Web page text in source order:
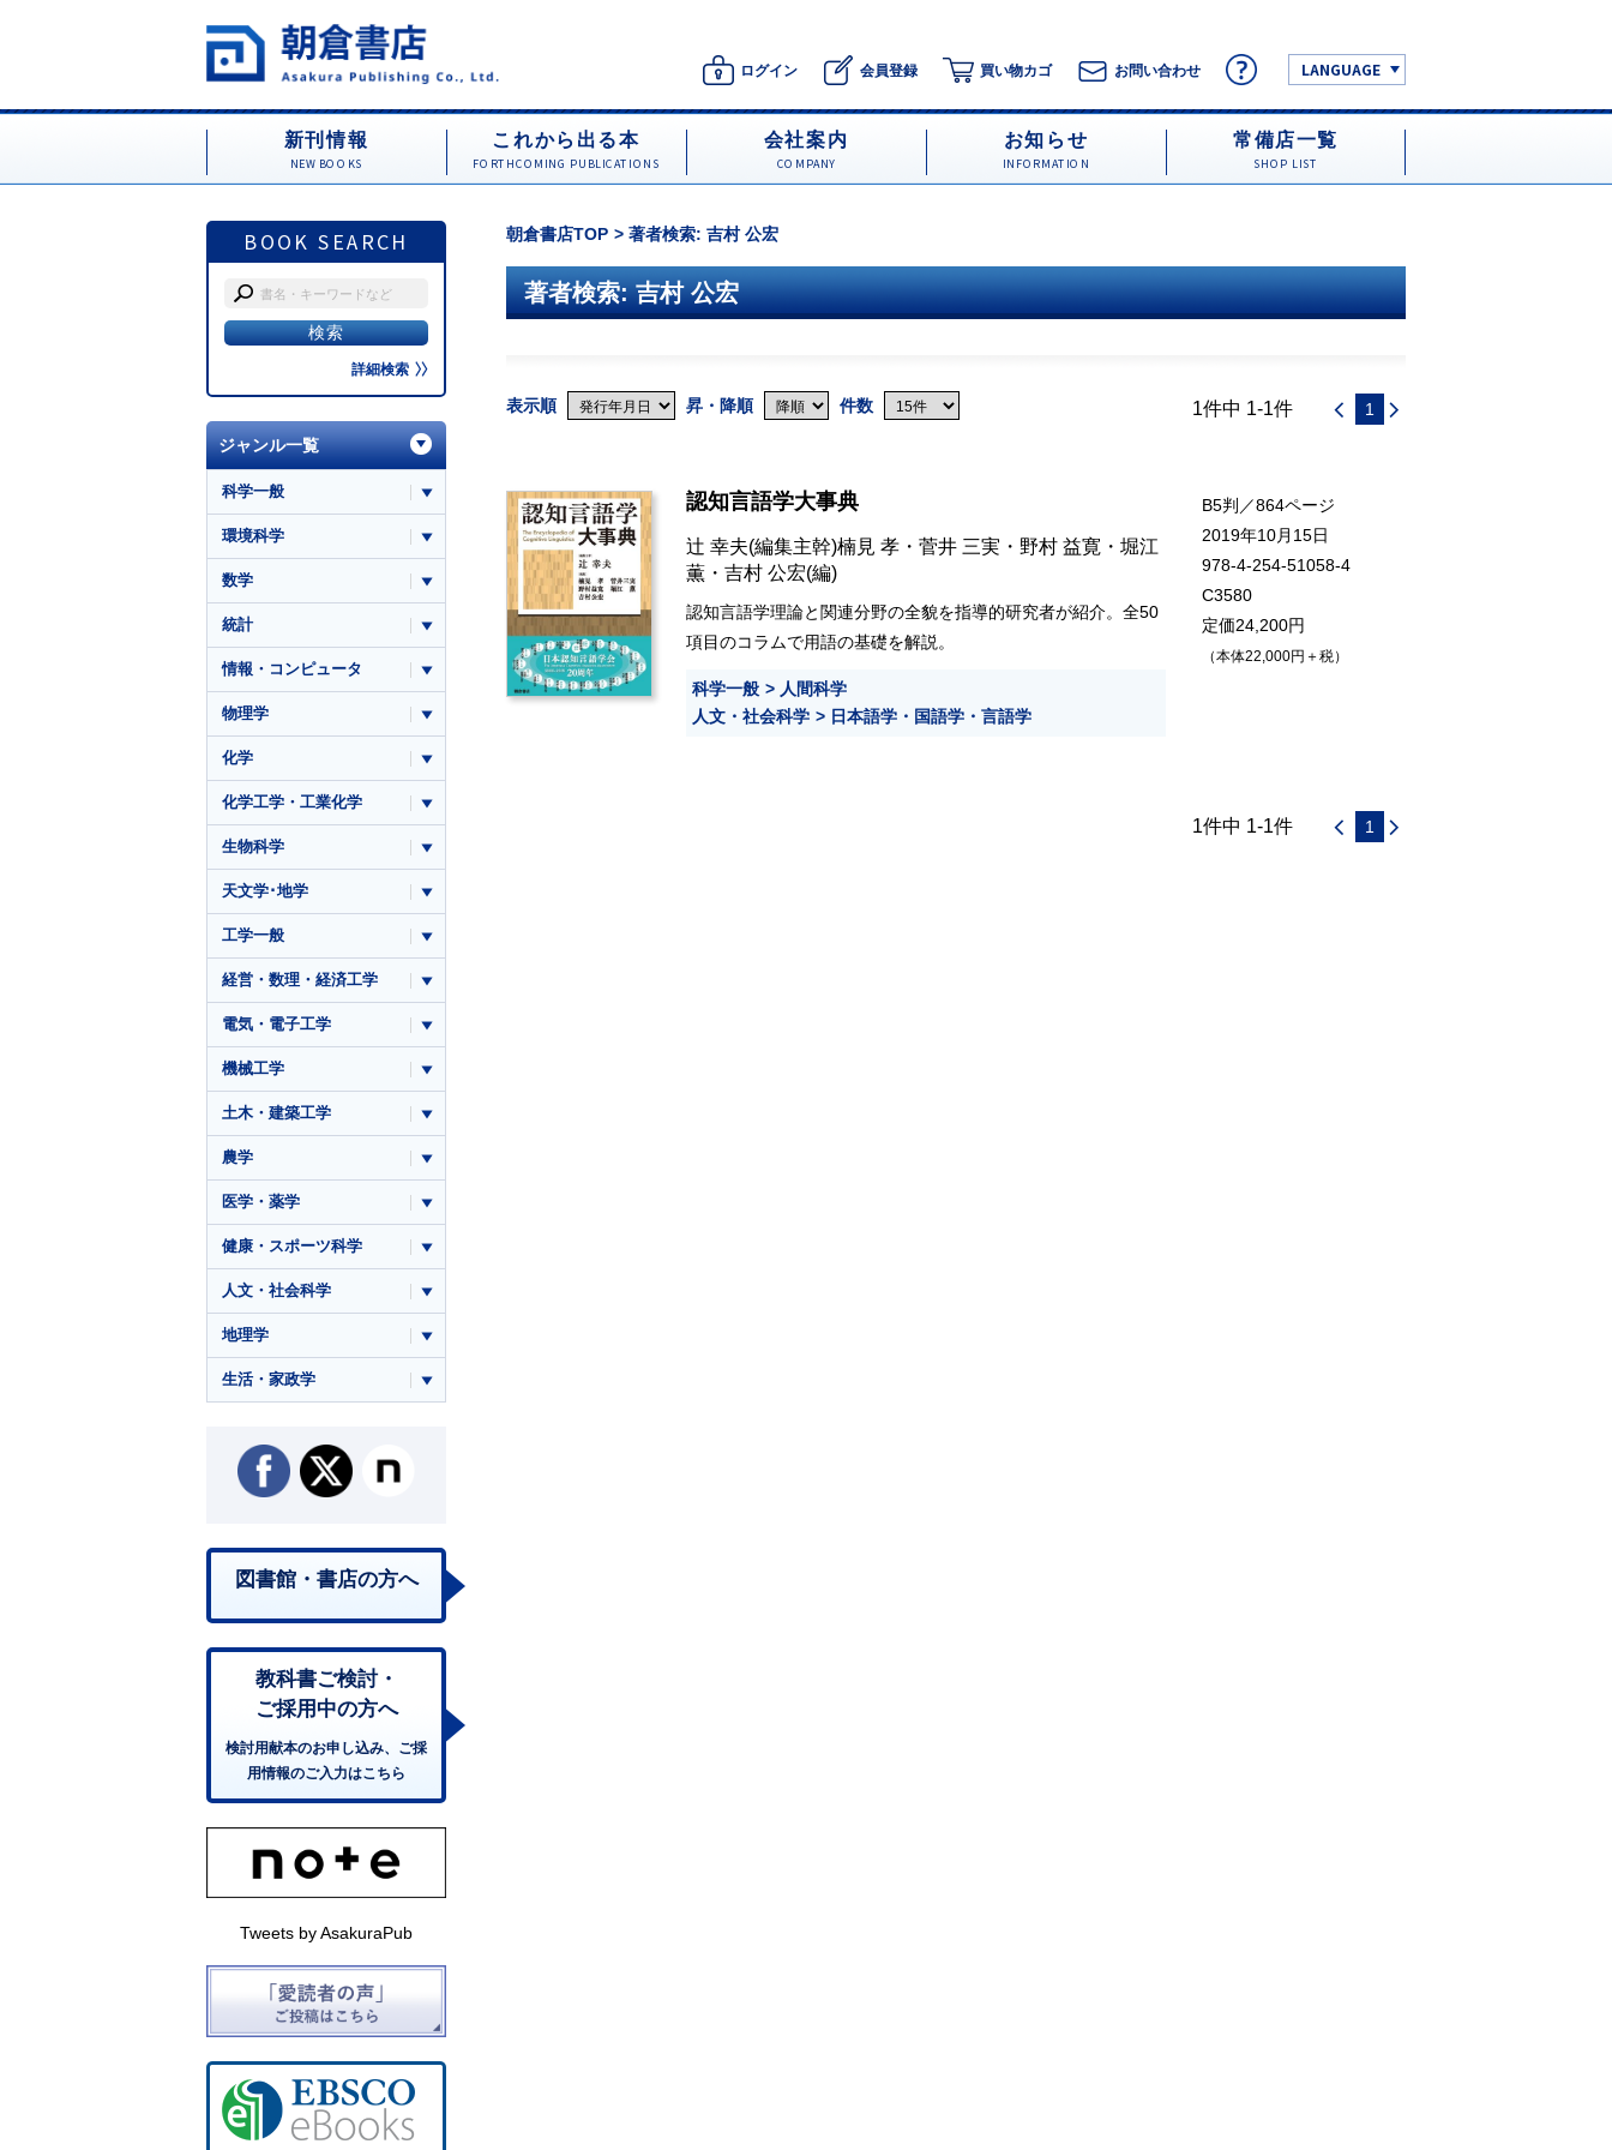
ログイン 会員登録 買い物カゴ お問い合わせ LANGUAGE
新刊情報
NEW BOOKS
これから出る本
FORTHCOMING PUBLICATIONS
会社案内
COMPANY
お知らせ
INFORMATION
常備店一覧
SHOP LIST
BOOK SEARCH
詳細検索
朝倉書店TOP 著者検索: 吉村 公宏
著者検索: 吉村 公宏
表示順 昇・降順 件数 1件中 1-1件 1
認知言語学大事典
辻 幸夫(編集主幹)楠見 孝 ・ 菅井 三実 ・ 野村 益寛 ・ 堀江
薫 ・ 吉村 公宏(編)
認知言語学理論と関連分野の全貌を指導的研究者が紹介。全50
項目のコラムで用語の基礎を解説。
科学一般
人間科学
人文・社会科学
日本語学・国語学・言語学
B5判／864ページ
2019年10月15日
978-4-254-51058-4
C3580
定価24,200円
（本体22,000円＋税）
1件中 1-1件 1
ジャンル一覧
科学一般
環境科学
数学
統計
情報・コンピュータ
物理学
化学
化学工学・工業化学
生物科学
天文学･地学
工学一般
経営・数理・経済工学
電気・電子工学
機械工学
土木・建築工学
農学
医学・薬学
健康・スポーツ科学
人文・社会科学
地理学
生活・家政学
図書館・書店の方へ
教科書ご検討・
ご採用中の方へ
検討用献本のお申し込み、ご採
用情報のご入力はこちら
Tweets by AsakuraPub